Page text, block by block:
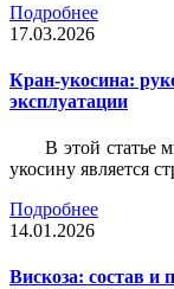
Подробнее
17.03.2026
Кран-укосина:
эксплуатации
В этой статье
укосину является
Подробнее
14.01.2026
Вискоза: состав и